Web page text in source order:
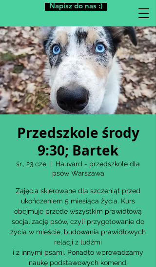
Napisz do nas :)
Przedszkole środy
9:30; Bartek
śr., 23 cze
  |
Hauvard - przedszkole dla
psów Warszawa
Zajęcia skierowane dla szczeniąt przed
ukończeniem 5 miesiąca życia. Kurs
obejmuje przede wszystkim prawidłową
socjalizację psów, czyli przygotowanie do
życia w mieście, budowania prawidłowych
relacji z ludźmi
i z innymi psami. Ponadto wprowadzamy
naukę podstawowych komend.